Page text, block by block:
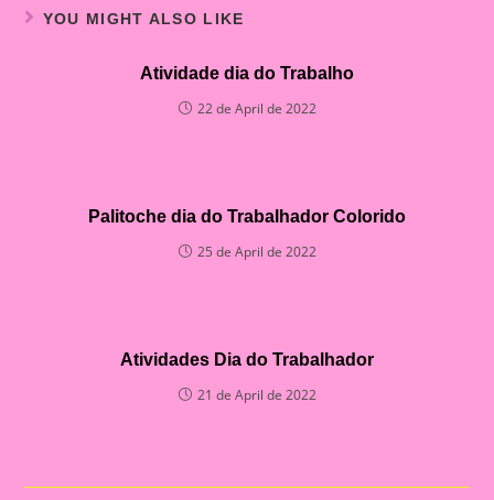
YOU MIGHT ALSO LIKE
Atividade dia do Trabalho
22 de April de 2022
Palitoche dia do Trabalhador Colorido
25 de April de 2022
Atividades Dia do Trabalhador
21 de April de 2022